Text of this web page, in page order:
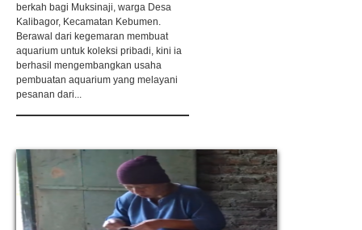
berkah bagi Muksinaji, warga Desa
Kalibagor, Kecamatan Kebumen.
Berawal dari kegemaran membuat
aquarium untuk koleksi pribadi, kini ia
berhasil mengembangkan usaha
pembuatan aquarium yang melayani
pesanan dari...